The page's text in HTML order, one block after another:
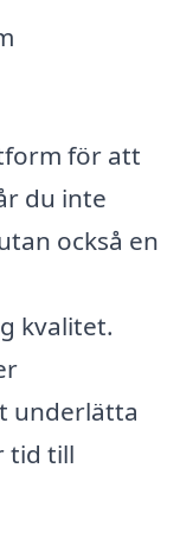
för att
du inte
också en
kvalitet.
underlätta
tid till